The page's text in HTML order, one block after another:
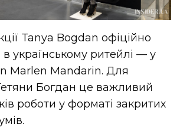
Tanya Bogdan офіційно
в українському ритейлі — у
Marlen Mandarin. Для
Богдан це важливий
роботи у форматі закритих